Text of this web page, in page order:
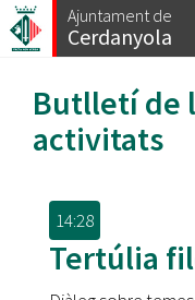
Vés
al
Ajuntament de
Cerdanyola
Butlletí de
activitats
14:28
Tertúlia